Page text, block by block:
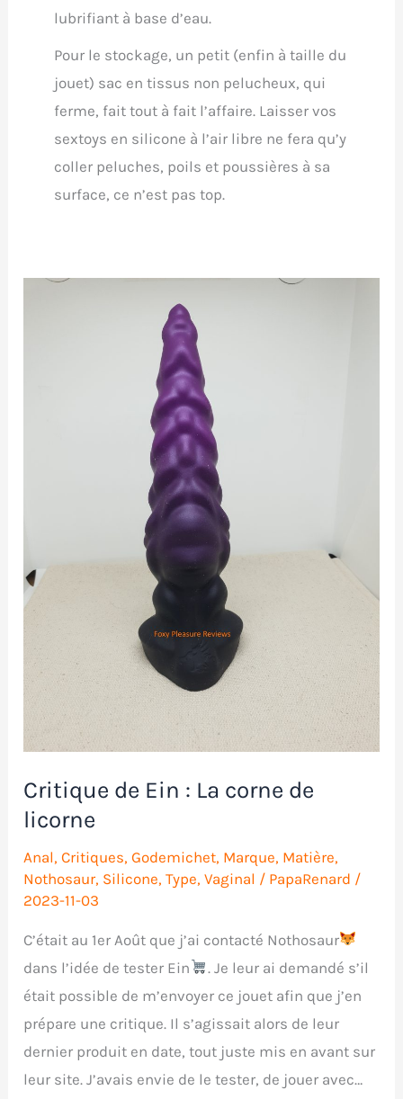
lubrifiant à base d’eau.
Pour le stockage, un petit (enfin à taille du
jouet) sac en tissus non pelucheux, qui
ferme, fait tout à fait l’affaire. Laisser vos
sextoys en silicone à l’air libre ne fera qu’y
coller peluches, poils et poussières à sa
surface, ce n’est pas top.
Critique de Ein : La corne de
licorne
Anal,Critiques,Godemichet, Marque, Matière,
Nothosaur, Silicone,Type,Vaginal / PapaRenard /
2023-11-03
C’était au 1er Août que j’ai contacté Nothosaur
dans l’idée de tester Ein
. Je leur ai demandé s’il
était possible de m’envoyer ce jouet afin que j’en
prépare une critique. Il s’agissait alors de leur
dernier produit en date, tout juste mis en avant sur
leur site. J’avais envie de le tester, de jouer avec…